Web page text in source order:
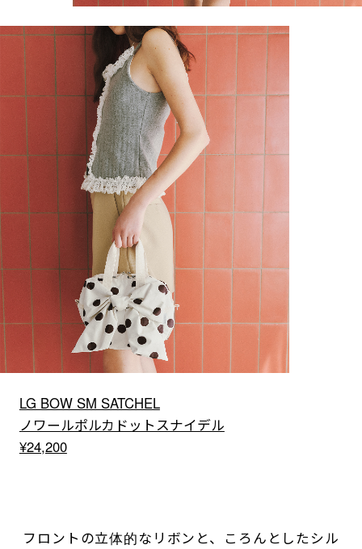
LG BOW SM SATCHEL
ノワールポルカドットスナイデル
¥24,200
フロントの立体的なリボンと、ころんとしたシル